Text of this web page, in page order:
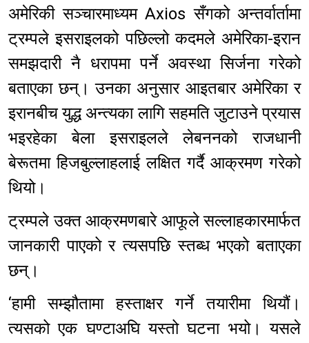
अमेरिकी सञ्चारमाध्यम Axios सँगको अन्तर्वार्तामा
ट्रम्पले इसराइलको पछिल्लो कदमले अमेरिका-इरान
समझदारी नै धरापमा पर्ने अवस्था सिर्जना गरेको
बताएका छन्। उनका अनुसार आइतबार अमेरिका र
इरानबीच युद्ध अन्त्यका लागि सहमति जुटाउने प्रयास
भइरहेका बेला इसराइलले लेबननको राजधानी
बेरूतमा हिजबुल्लाहलाई लक्षित गर्दै आक्रमण गरेको
थियो।
ट्रम्पले उक्त आक्रमणबारे आफूले सल्लाहकारमार्फत
जानकारी पाएको र त्यसपछि स्तब्ध भएको बताएका
छन्।
‘हामी सम्झौतामा हस्ताक्षर गर्ने तयारीमा थियौं।
त्यसको एक घण्टाअघि यस्तो घटना भयो। यसले